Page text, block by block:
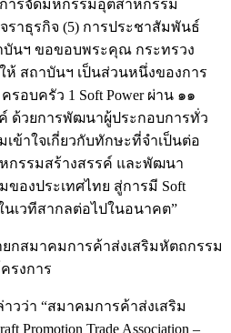
ารจัดมหกรรมอุตสาหกรรม
ราธุรกิจ (5) การประชาสัมพันธ์
บันฯ ขอขอบพระคุณ กระทรวง
สถาบันฯ เป็นส่วนหนึ่งของการ
อบครัว 1 Soft Power ผ่าน ๑๑
ด้วยการพัฒนาผู้ประกอบการทั่ว
ข้าใจเกี่ยวกับทักษะที่จำเป็นต่อ
กรรมสร้างสรรค์ และพัฒนา
องประเทศไทย สู่การมี Soft
นเวทีสากลต่อไปในอนาคต”
กสมาคมการค้าส่งเสริมหัตถกรรม
รงการ
วว่า “สมาคมการค้าส่งเสริม
Promotion Trade Association –